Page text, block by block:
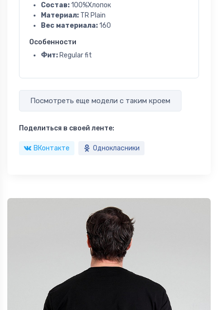
Состав:100%Хлопок
Материал: TR Plain
Вес материала:160
Особенности
Фит: Regular fit
Посмотреть еще модели с таким кроем
Поделиться в своей ленте:
ВКонтакте Однокласники